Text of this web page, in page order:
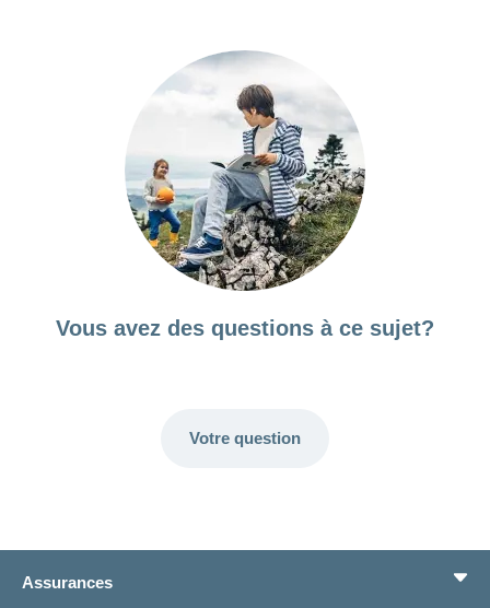
Vous avez des questions à ce sujet?
Votre question
Assurances